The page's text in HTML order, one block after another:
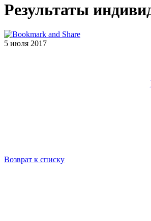
Результаты
5 июля 2017
Возврат к списку